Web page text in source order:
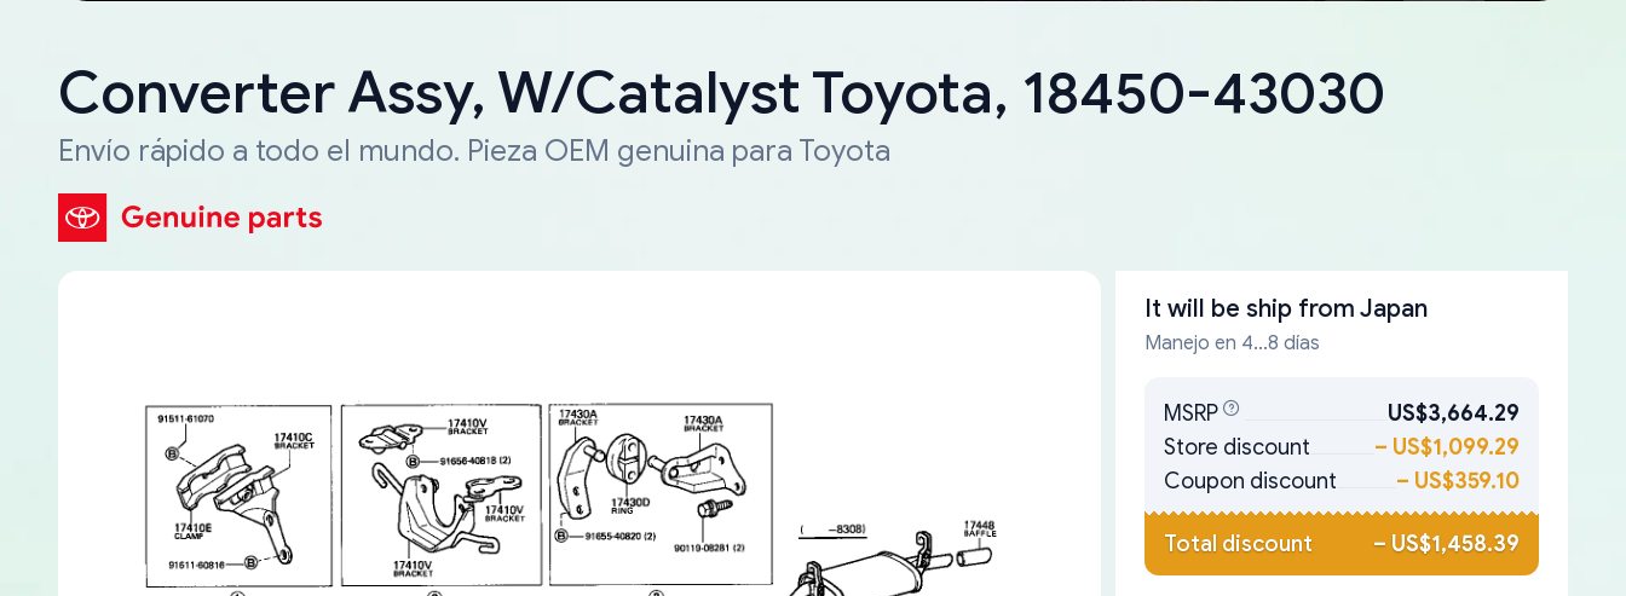
Converter Assy, W/Catalyst Toyota, 18450-43030
Envío rápido a todo el mundo. Pieza OEM genuina para Toyota
It will be ship from Japan
Manejo en 4...8 días
MSRP
US$3,664.29
Store discount
– US$1,099.29
Coupon discount
– US$359.10
Total discount – US$1,458.39